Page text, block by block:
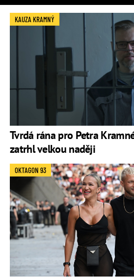
Tvrdá rána pro Petra
zatrhl velkou naději
KAUZA KRAMNÝ
OKTAGON 93